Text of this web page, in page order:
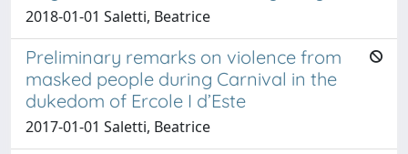
2018-01-01 Saletti, Beatrice
Preliminary remarks on violence from
masked people during Carnival in the
dukedom of Ercole I d’Este
2017-01-01 Saletti, Beatrice